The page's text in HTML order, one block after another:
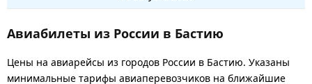
Авиабилеты из России в Бастию
Цены на авиарейсы из городов России в Бастию. Указаны
минимальные тарифы авиаперевозчиков на ближайшие